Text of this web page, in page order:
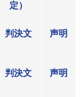
定）
判決文 声明
判決文 声明